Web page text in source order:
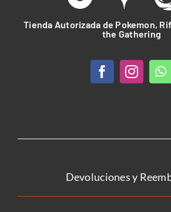
Tienda Autorizada de Pokemon,
the Gathering
Devoluciones y